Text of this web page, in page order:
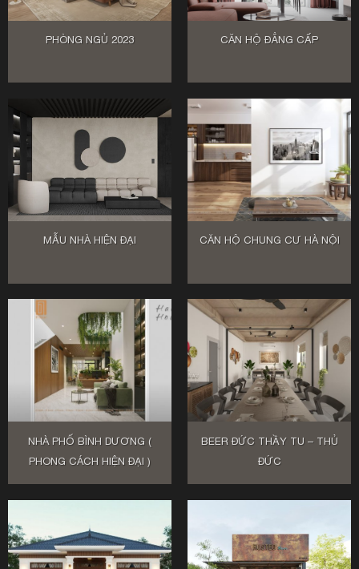
PHÒNG NGỦ 2023 CĂN HỘ ĐẲNG CẤP
MẪU NHÀ HIỆN ĐẠI CĂN HỘ CHUNG CƯ HÀ NỘI
NHÀ PHỐ BÌNH DƯƠNG (
PHONG CÁCH HIỆN ĐẠI )
BEER ĐỨC THẦY TU – THỦ
ĐỨC